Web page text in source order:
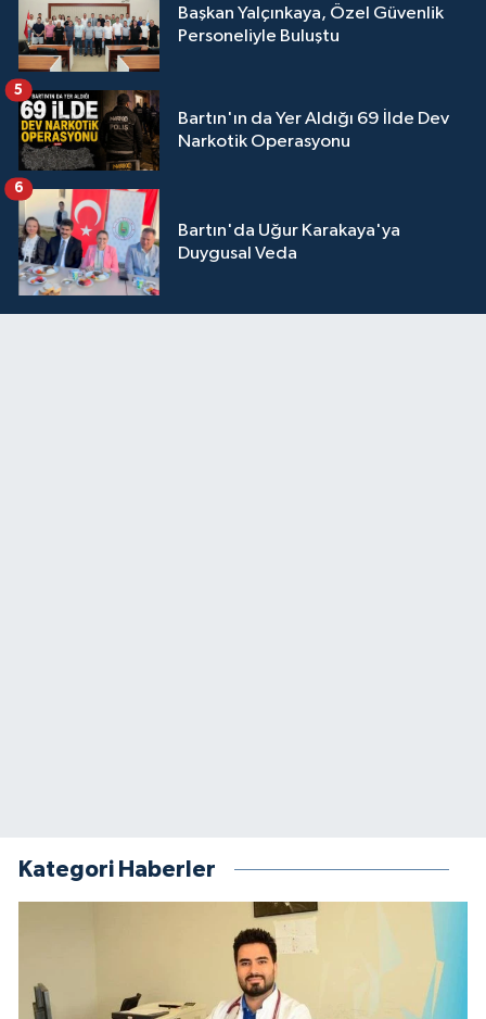
Başkan Yalçınkaya, Özel Güvenlik
Personeliyle Buluştu
Bartın'ın da Yer Aldığı 69 İlde Dev
Narkotik Operasyonu
5
Bartın'da Uğur Karakaya'ya
Duygusal Veda
6
Kategori Haberler